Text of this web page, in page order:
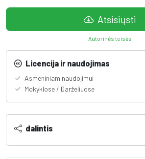
Atsisiųsti
Autorinės teisės
Licencija ir naudojimas
Asmeniniam naudojimui
Mokyklose / Darželiuose
dalintis